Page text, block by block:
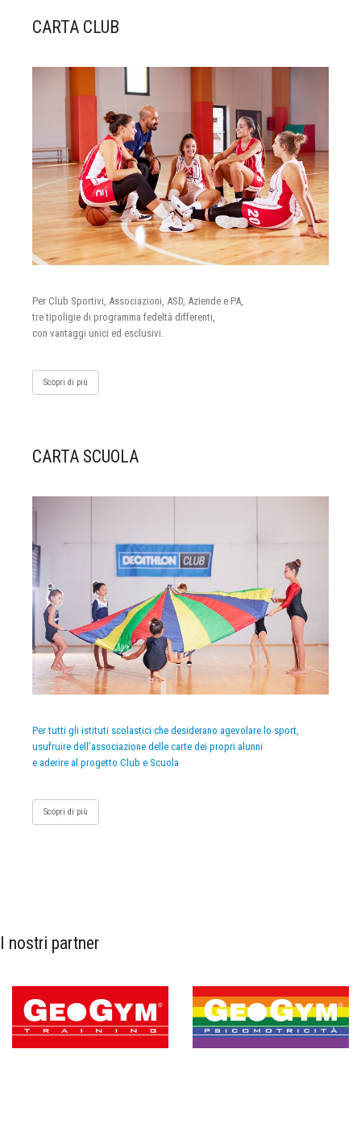
CARTA CLUB
Per Club Sportivi, Associazioni, ASD, Aziende e PA,
tre tipoligie di programma fedeltà differenti,
con vantaggi unici ed esclusivi.
Scopri di più
CARTA SCUOLA
Per tutti gli istituti scolastici che desiderano agevolare lo sport,
usufruire dell’associazione delle carte dei propri alunni
e aderire al progetto Club e Scuola
Scopri di più
I nostri partner